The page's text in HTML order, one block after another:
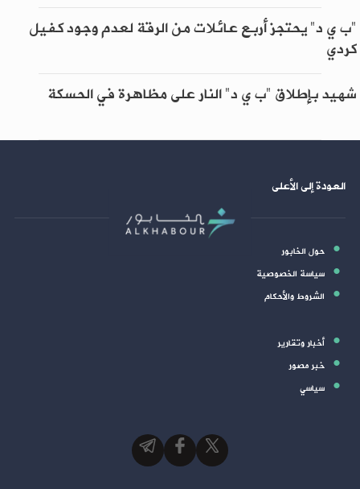
"ب ي د" يحتجز أربع عائلات من الرقة لعدم وجود كفيل
كردي
شهيد بإطلاق "ب ي د" النار على مظاهرة في الحسكة
العودة إلى الأعلى
حول الخابور
سياسة الخصوصية
الشروط والأحكام
أخبار وتقارير
خبر مصور
سياسي